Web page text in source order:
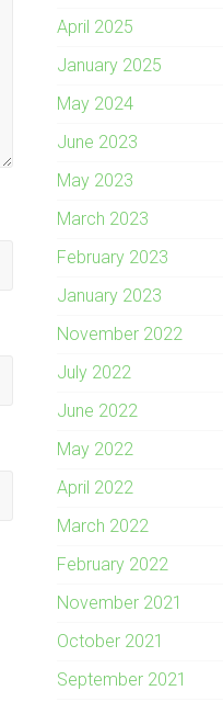
April 2025
January 2025
May 2024
June 2023
May 2023
March 2023
February 2023
January 2023
November 2022
July 2022
June 2022
May 2022
April 2022
March 2022
February 2022
November 2021
October 2021
September 2021